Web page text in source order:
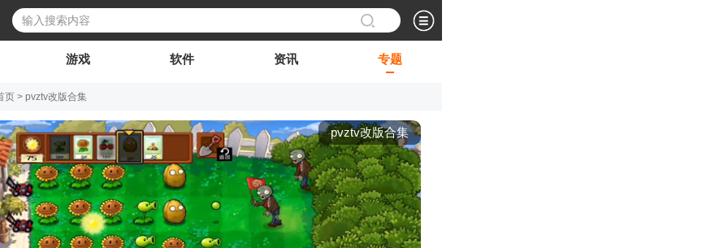
游戏 软件 资讯 专题
页 > pvztv改版合集
pvztv改版合集